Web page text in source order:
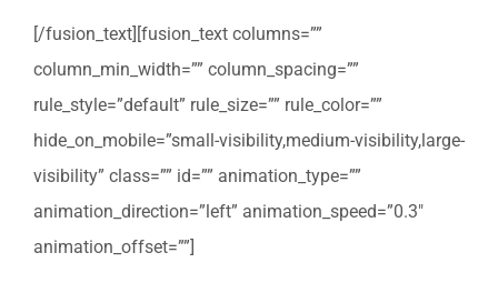
[/fusion_text][fusion_text columns=””
column_min_width=”” column_spacing=””
rule_style=”default” rule_size=”” rule_color=””
hide_on_mobile=”small-visibility,medium-visibility,large-
visibility” class=”” id=”” animation_type=””
animation_direction=”left” animation_speed=”0.3″
animation_offset=””]